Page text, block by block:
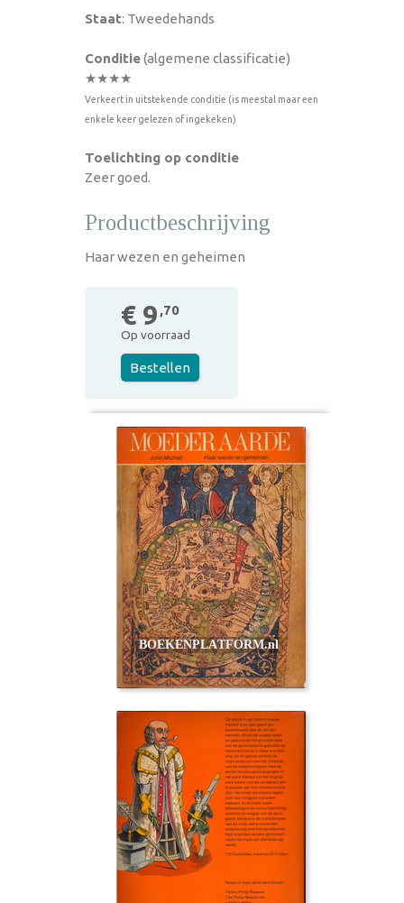
Staat: Tweedehands
Conditie(algemene classificatie)
★★★★
Verkeert in uitstekende conditie (is meestal maar een
enkele keer gelezen of ingekeken)
Toelichting op conditie
Zeer goed.
Productbeschrijving
Haar wezen en geheimen
€ 9 ,70
Op voorraad
Bestellen